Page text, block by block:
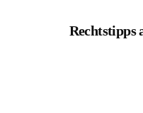
Rechtstipps